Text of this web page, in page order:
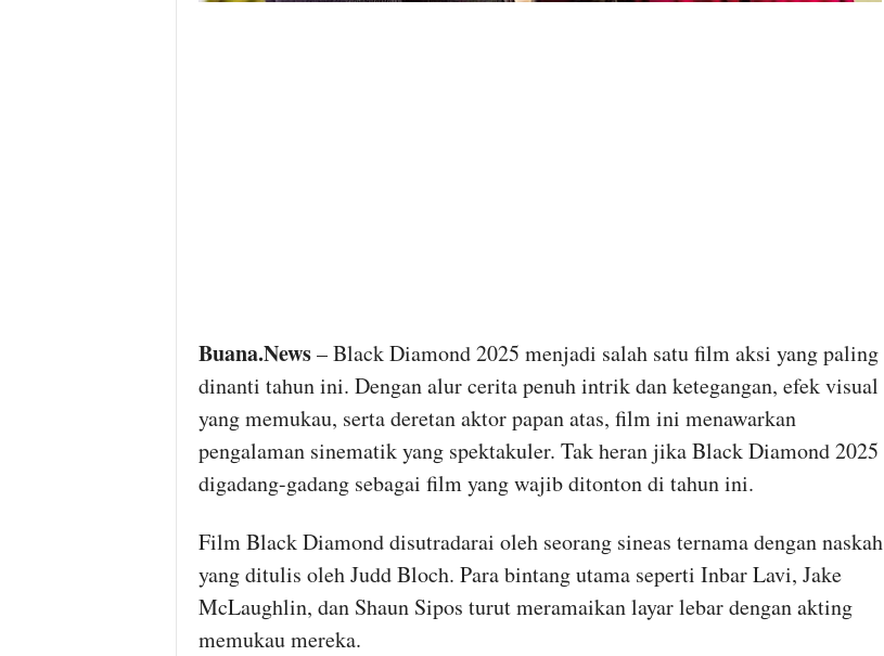
Buana.News– Black Diamond 2025 menjadi salah satu film aksi yang paling
dinanti tahun ini. Dengan alur cerita penuh intrik dan ketegangan, efek visual
yang memukau, serta deretan aktor papan atas, film ini menawarkan
pengalaman sinematik yang spektakuler. Tak heran jika Black Diamond 2025
digadang-gadang sebagai film yang wajib ditonton di tahun ini.
Film Black Diamond disutradarai oleh seorang sineas ternama dengan naskah
yang ditulis oleh Judd Bloch. Para bintang utama seperti Inbar Lavi, Jake
McLaughlin, dan Shaun Sipos turut meramaikan layar lebar dengan akting
memukau mereka.